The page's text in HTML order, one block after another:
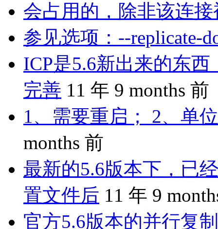
会占用的，除非该连
参见选项：--replicate-
ICP是5.6新出来的东
完善 11 年 9 months 前
1、需要重启； 2、单
months 前
最新的5.6版本下，已
置文件后 11 年 9
官方5.6版本的并行复